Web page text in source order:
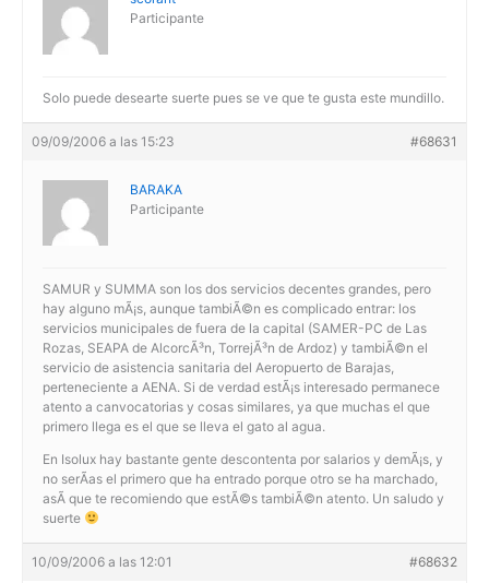
Participante
Solo puede desearte suerte pues se ve que te gusta este mundillo.
09/09/2006 a las 15:23 #68631
BARAKA
Participante
SAMUR y SUMMA son los dos servicios decentes grandes, pero
hay alguno mÃ¡s, aunque tambiÃ©n es complicado entrar: los
servicios municipales de fuera de la capital (SAMER-PC de Las
Rozas, SEAPA de AlcorcÃ³n, TorrejÃ³n de Ardoz) y tambiÃ©n el
servicio de asistencia sanitaria del Aeropuerto de Barajas,
perteneciente a AENA. Si de verdad estÃ¡s interesado permanece
atento a canvocatorias y cosas similares, ya que muchas el que
primero llega es el que se lleva el gato al agua.
En Isolux hay bastante gente descontenta por salarios y demÃ¡s, y
no serÃ­as el primero que ha entrado porque otro se ha marchado,
asÃ­ que te recomiendo que estÃ©s tambiÃ©n atento. Un saludo y
suerte
10/09/2006 a las 12:01 #68632